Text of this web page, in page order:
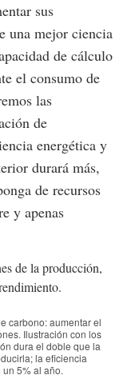
sus
una mejor ciencia
de cálculo
el consumo de
las
de
energética y
durará más,
de recursos
y apenas
carbono: aumentar el
Ilustración con los
dura el doble que la
la eficiencia
5% al año.